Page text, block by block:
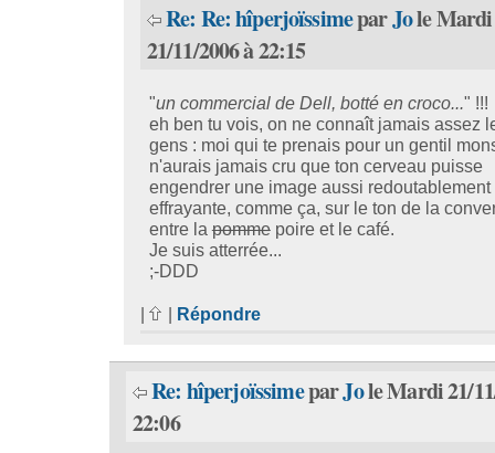
Re: Re: hîperjoïssimeparJole Mardi
21/11/2006 à 22:15
"un commercial de Dell, botté en croco..." !!!
eh ben tu vois, on ne connaît jamais assez
gens : moi qui te prenais pour un gentil
n'aurais jamais cru que ton cerveau puisse
engendrer une image aussi redoutablement
effrayante, comme ça, sur le ton de la
entre lapommepoire et le café.
Je suis atterrée...
;-DDD
Répondre
Re: hîperjoïssimeparJole Mardi 21/
22:06